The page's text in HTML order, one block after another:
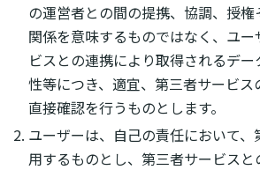
の運営者との間の提携、協調、授
関係を意味するものではなく、ユ
ビスとの連携により取得されるデ
性等につき、適宜、第三者サービス
直接確認を行うものとします。
ユーザーは、自己の責任において
用するものとし、第三者サービス